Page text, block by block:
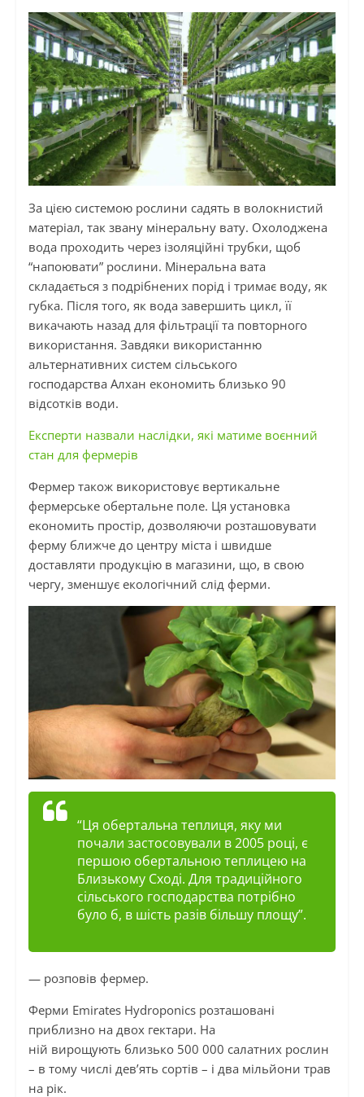
За цією системою рослини садять в волокнистий
матеріал, так звану мінеральну вату. Охолоджена
вода проходить через ізоляційні трубки, щоб
“напоювати” рослини. Мінеральна вата
складається з подрібнених порід і тримає воду, як
губка. Після того, як вода завершить цикл, її
викачають назад для фільтрації та повторного
використання. Завдяки використанню
альтернативних систем сільського
господарства Алхан економить близько 90
відсотків води.
Експерти назвали наслідки, які матиме воєнний
стан для фермерів
Фермер також використовує вертикальне
фермерське обертальне поле. Ця установка
економить простір, дозволяючи розташовувати
ферму ближче до центру міста і швидше
доставляти продукцію в магазини, що, в свою
чергу, зменшує екологічний слід ферми.
“Ця обертальна теплиця, яку ми
почали застосовували в2005 році, є
першою обертальною теплицею на
Близькому Сході. Для традиційного
сільського господарства потрібно
було б, в шість разів більшу площу”.
— розповів фермер.
Ферми Emirates Hydroponics розташовані
приблизно на двох гектари. На
ній вирощують близько 500 000 салатних рослин
– в тому числі дев’ять сортів – і два мільйони трав
на рік.